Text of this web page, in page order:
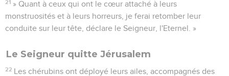
21 » Quant à ceux qui ont le cœur attaché à leurs
monstruosités et à leurs horreurs, je ferai retomber leur
conduite sur leur tête, déclare le Seigneur, l'Eternel. »
Le Seigneur quitte Jérusalem
22 Les chérubins ont déployé leurs ailes, accompagnés des